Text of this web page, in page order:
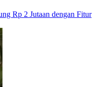
Rp 2 Jutaan dengan Fitur